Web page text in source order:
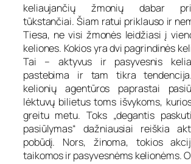
keliaujančių žmonių dabar
tūkstančiai. Šiam ratui priklauso ir
Tiesa, ne visi žmonės leidžiasi į
keliones. Kokios yra dvi pagrindinės
Tai – aktyvus ir pasyvesnis
pastebima ir tam tikra
kelionių agentūros paprastai
lėktuvų bilietus toms išvykoms,
greitu metu. Toks „degantis
pasiūlymas“ dažniausiai reiškia
pobūdį. Nors, žinoma, tokios
taikomos ir pasyvesnėms kelionėms.